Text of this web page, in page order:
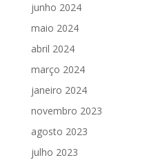
junho 2024
maio 2024
abril 2024
março 2024
janeiro 2024
novembro 2023
agosto 2023
julho 2023